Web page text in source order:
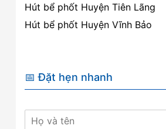
Hút bể phốt Huyện Tiên Lãng
Hút bể phốt Huyện Vĩnh Bảo
📅 Đặt hẹn nhanh